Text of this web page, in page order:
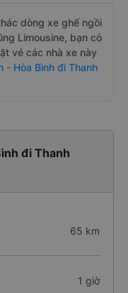
dòng xe ghế ngồi
Limousine, bạn có
vé các nhà xe này
- Hòa Bình đi Thanh
đi Thanh
65 km
1 giờ